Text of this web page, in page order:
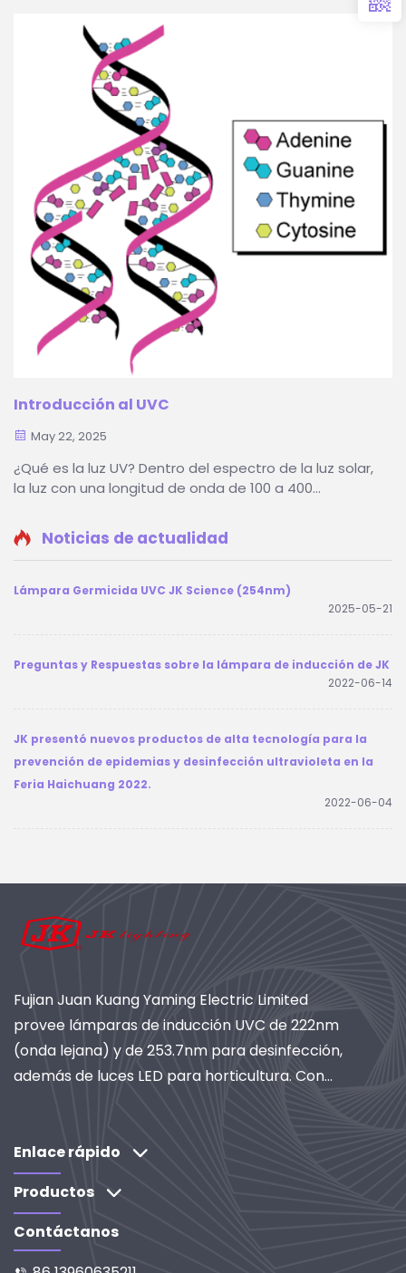
en las superficies y en el agua, lo que sirve como
fuente de infecciones y problemas de salud. El
sistema de lámpara germicida UVC de JK...
Introducción al UVC
May 22, 2025
¿Qué es la luz UV? Dentro del espectro de la luz solar,
la luz con una longitud de onda de 100 a 400
dividir en UV-A (315 a 400 nm), UV-B (280 a 315 nm) y
UV-C (200 a 280 nm). A diferencia de la luz regular...
Noticias de actualidad
Lámpara Germicida UVC JK Science (254nm)
2025-05-21
Preguntas y Respuestas sobre la lámpara de inducción de JK
2022-06-14
JK presentó nuevos productos de alta tecnología para la
prevención de epidemias y desinfección ultravioleta en la
Feria Haichuang 2022.
2022-06-04
Fujian Juan Kuang Yaming Electric Limited
provee lámparas de inducción UVC de 222nm
(onda lejana) y de 253.7nm para desinfección,
además de luces LED para horticultura. Con
iluminación industrial y purificación. Descubra
nuestras soluciones basadas en I+D.
Enlace rápido
Productos
Contáctanos